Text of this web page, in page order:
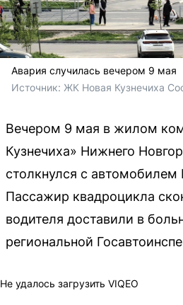
Авария случилась вечером 9 мая
Источник: ЖК Новая Кузнечиха
Вечером 9 мая в жилом
Кузнечиха» Нижнего
столкнулся с автомобилем
Пассажир квадроцикла
водителя доставили в
региональной
Не удалось загрузить VIQEO